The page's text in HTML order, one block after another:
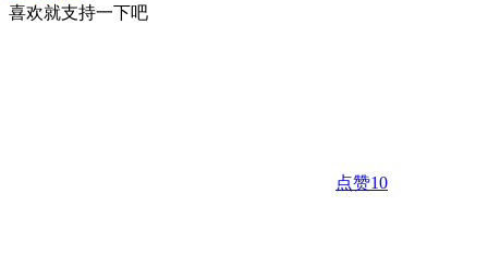
喜欢就支持一下吧
点赞10